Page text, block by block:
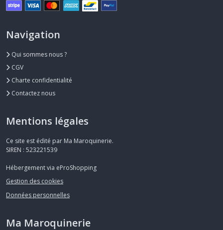
Navigation
Qui sommes nous ?
CGV
Charte confidentialité
Contactez nous
Mentions légales
Ce site est édité par Ma Maroquinerie.
SIREN : 523221539
Hébergement via eProShopping
Gestion des cookies
Données personnelles
Ma Maroquinerie